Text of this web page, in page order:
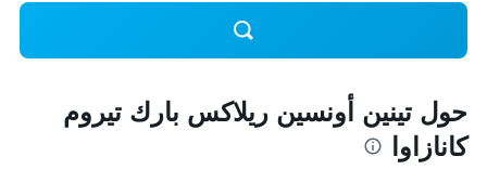
حول تينين أونسين ريلاكس بارك تيروم
كانازاوا